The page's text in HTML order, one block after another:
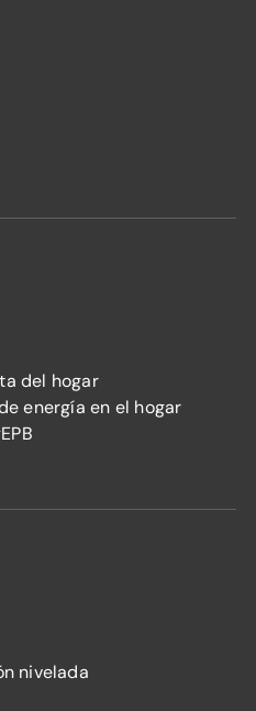
del hogar
energía en el hogar
nivelada